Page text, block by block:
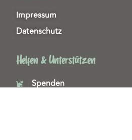
Impressum
Datenschutz
Helfen & Unterstützen
Spenden